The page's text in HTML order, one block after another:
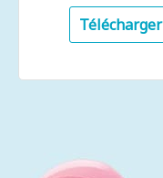
Télécharger